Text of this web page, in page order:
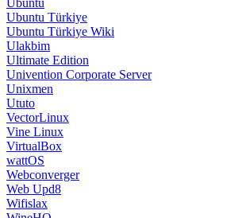
Ubuntu Türkiye
Ubuntu Türkiye Wiki
Ulakbim
Ultimate Edition
Univention Corporate Server
Unixmen
Ututo
VectorLinux
Vine Linux
VirtualBox
wattOS
Webconverger
Web Upd8
Wifislax